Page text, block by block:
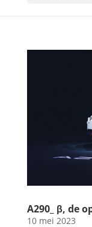
A290_ β, de
10 mei 2023